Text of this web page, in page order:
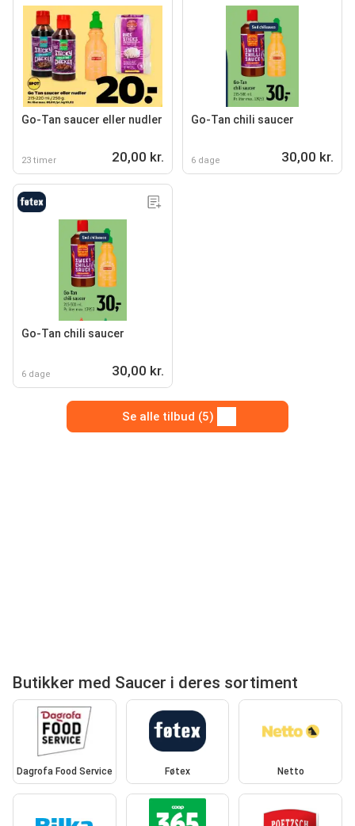
Go-Tan saucer eller nudler
23 timer 20,00 kr.
Go-Tan chili saucer
6 dage 30,00 kr.
Go-Tan chili saucer
6 dage 30,00 kr.
Se alle tilbud (5)
Butikker med Saucer i deres sortiment
Dagrofa Food Service Føtex Netto